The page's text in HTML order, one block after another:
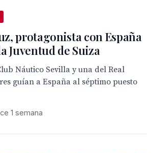
protagonista con España
Juventud de Suiza
Náutico Sevilla y una del Real
guían a España al séptimo puesto
1 semana